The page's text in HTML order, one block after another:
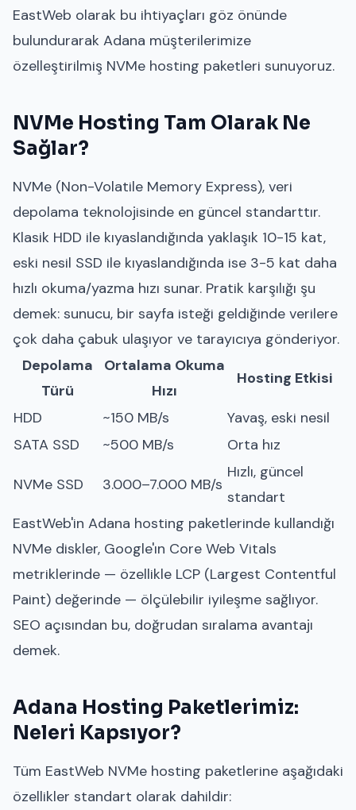
EastWeb olarak bu ihtiyaçları göz önünde
bulundurarak Adana müşterilerimize
özelleştirilmiş NVMe hosting paketleri sunuyoruz.
NVMe Hosting Tam Olarak Ne
Sağlar?
NVMe (Non-Volatile Memory Express), veri
depolama teknolojisinde en güncel standarttır.
Klasik HDD ile kıyaslandığında yaklaşık 10-15 kat,
eski nesil SSD ile kıyaslandığında ise 3-5 kat daha
hızlı okuma/yazma hızı sunar. Pratik karşılığı şu
demek: sunucu, bir sayfa isteği geldiğinde verilere
çok daha çabuk ulaşıyor ve tarayıcıya gönderiyor.
Depolama
Türü
Ortalama Okuma
Hızı
Hosting Etkisi
HDD ~150 MB/s
Yavaş, eski nesil
SATA SSD
~500 MB/s Orta hız
NVMe SSD 3.000–7.000 MB/s
Hızlı, güncel
standart
EastWeb'in Adana hosting paketlerinde kullandığı
NVMe diskler, Google'ın Core Web Vitals
metriklerinde — özellikle LCP (Largest Contentful
Paint) değerinde — ölçülebilir iyileşme sağlıyor.
SEO açısından bu, doğrudan sıralama avantajı
demek.
Adana Hosting Paketlerimiz:
Neleri Kapsıyor?
Tüm EastWeb NVMe hosting paketlerine aşağıdaki
özellikler standart olarak dahildir: